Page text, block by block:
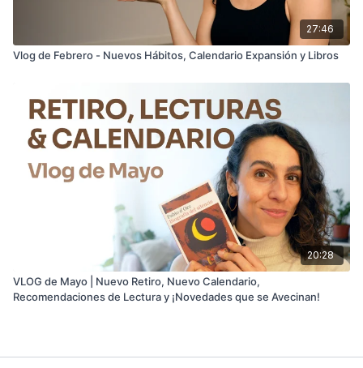
27:46
Vlog de Febrero - Nuevos Hábitos, Calendario Expansión y Libros
20:28
VLOG de Mayo | Nuevo Retiro, Nuevo Calendario,
Recomendaciones de Lectura y ¡Novedades que se Avecinan!